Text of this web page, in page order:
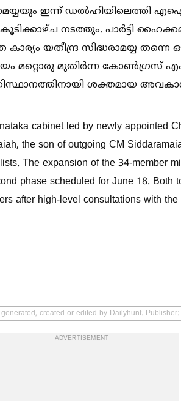
ഇന്ന് ഡല്‍ഹിയിലെത്തി
നടത്തും. പാർട്ടി
കാര്യം യതീന്ദ്ര സിദ്ധരാമയ്യ
മറ്റൊരു മുതിർന്ന
ശക്തമായ
cabinet led by newly appointed
the son of outgoing CM
The expansion of the 34-member
phase scheduled for June 18. Both
after high-level consultations with
created or edited by Dailyhunt.
ADVERTISEMENT